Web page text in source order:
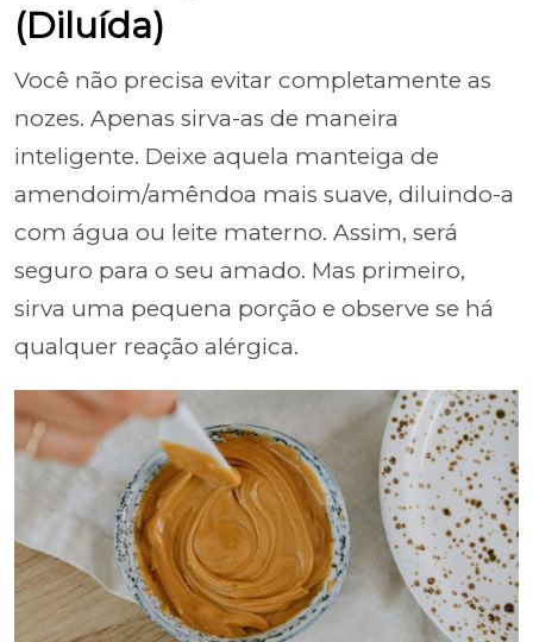
(Diluída)
Você não precisa evitar completamente as
nozes. Apenas sirva-as de maneira
inteligente. Deixe aquela manteiga de
amendoim/amêndoa mais suave, diluindo-a
com água ou leite materno. Assim, será
seguro para o seu amado. Mas primeiro,
sirva uma pequena porção e observe se há
qualquer reação alérgica.